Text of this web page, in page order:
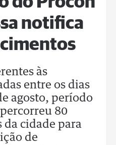
notifica
às
entre os dias
agosto, período
80
da cidade para
de